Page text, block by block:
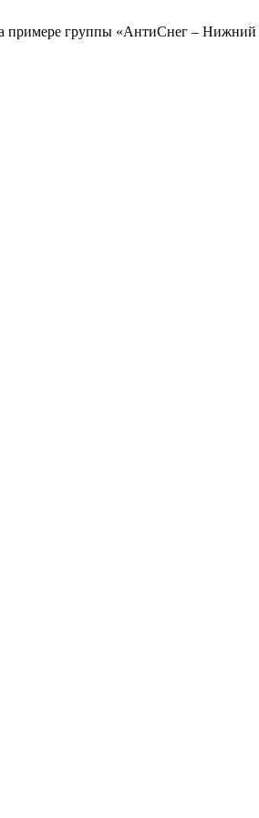
примере группы «АнтиСнег –